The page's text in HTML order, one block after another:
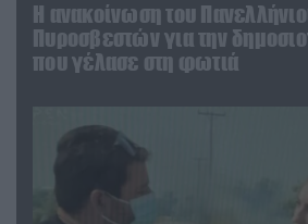
Η ανακοίνωση του
Πυροσβεστών για την
που γέλασε στη φωτιά